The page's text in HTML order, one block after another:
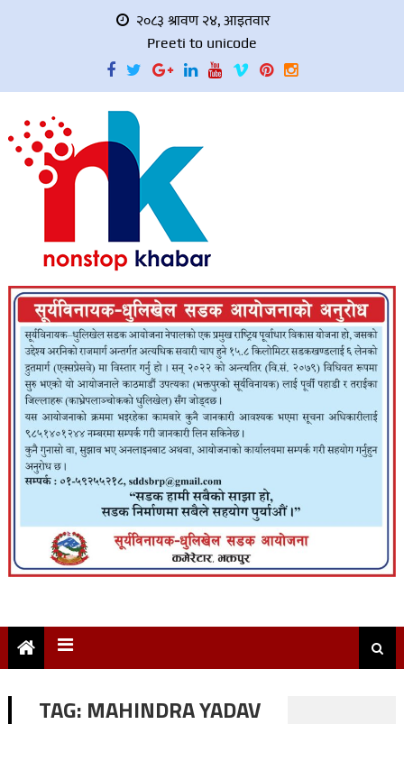
२०८३ श्रावण २४, आइतवार
Preeti to unicode
TAG: MAHINDRA YADAV